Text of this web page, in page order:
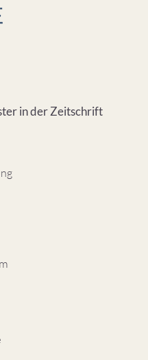
in der Zeitschrift